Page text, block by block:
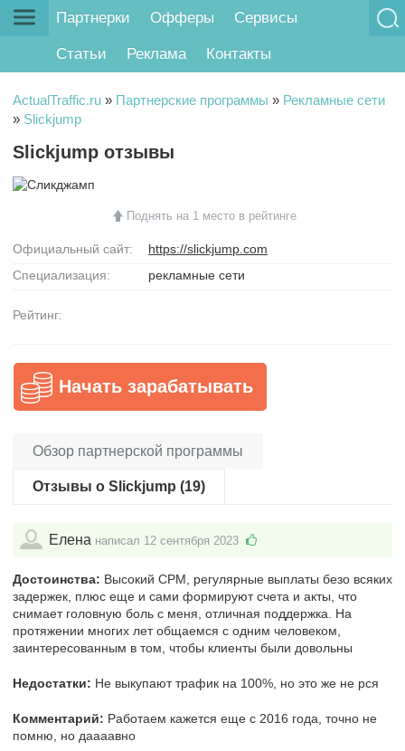
Партнерки Офферы Сервисы
Статьи Реклама Контакты
ActualTraffic.ru » Партнерские программы » Рекламные сети
» Slickjump
Slickjump отзывы
Поднять на 1 место в рейтинге
Официальный сайт:
https://slickjump.com
Специализация:
рекламные сети
Рейтинг:
Начать зарабатывать
Обзор партнерской программы
Отзывы о Slickjump (19)
Елена написал 12 сентября 2023
Достоинства: Высокий CPM, регулярные выплаты безо всяких
задержек, плюс еще и сами формируют счета и акты, что
снимает головную боль с меня, отличная поддержка. На
протяжении многих лет общаемся с одним человеком,
заинтересованным в том, чтобы клиенты были довольны
Недостатки: Не выкупают трафик на 100%, но это же не рся
Комментарий: Работаем кажется еще с 2016 года, точно не
помню, но даааавно